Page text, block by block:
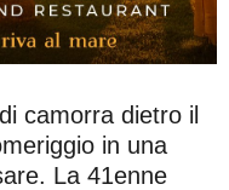
camorra dietro il
in una
La 41enne